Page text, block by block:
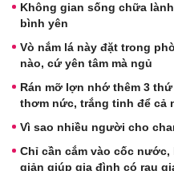
Không gian sống chữa
bình yên
Vò nắm lá này đặt trong
nào, cứ yên tâm mà ngủ
Rán mỡ lợn nhớ thêm 3
thơm nức, trắng tinh để cả
Vì sao nhiều người cho
Chỉ cần cắm vào cốc
giản giúp gia đình có rau